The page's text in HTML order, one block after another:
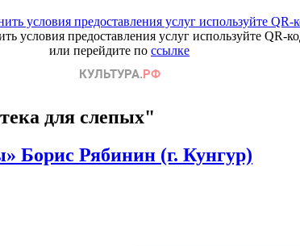
условия предоставления услуг используйте QR-
или перейдите по ссылке
для слепых"
Борис Рябинин (г. Кунгур)